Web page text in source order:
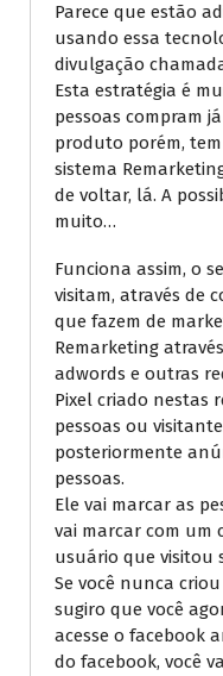
Parece que estão
usando essa
divulgação chamada
Esta estratégia é
pessoas compram
produto porém,
sistema
de voltar, lá. A
muito…
Funciona assim, o
visitam, através de
que fazem de
Remarketing
adwords e outras
Pixel criado nestas
pessoas ou
posteriormente
pessoas.
Ele vai marcar as
vai marcar com um
usuário que visitou
Se você nunca
sugiro que você
acesse o facebook
do facebook, você